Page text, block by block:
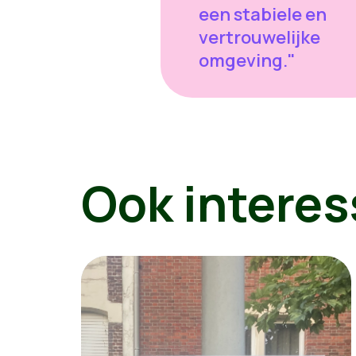
een stabiele en
vertrouwelijke
omgeving."
Ook